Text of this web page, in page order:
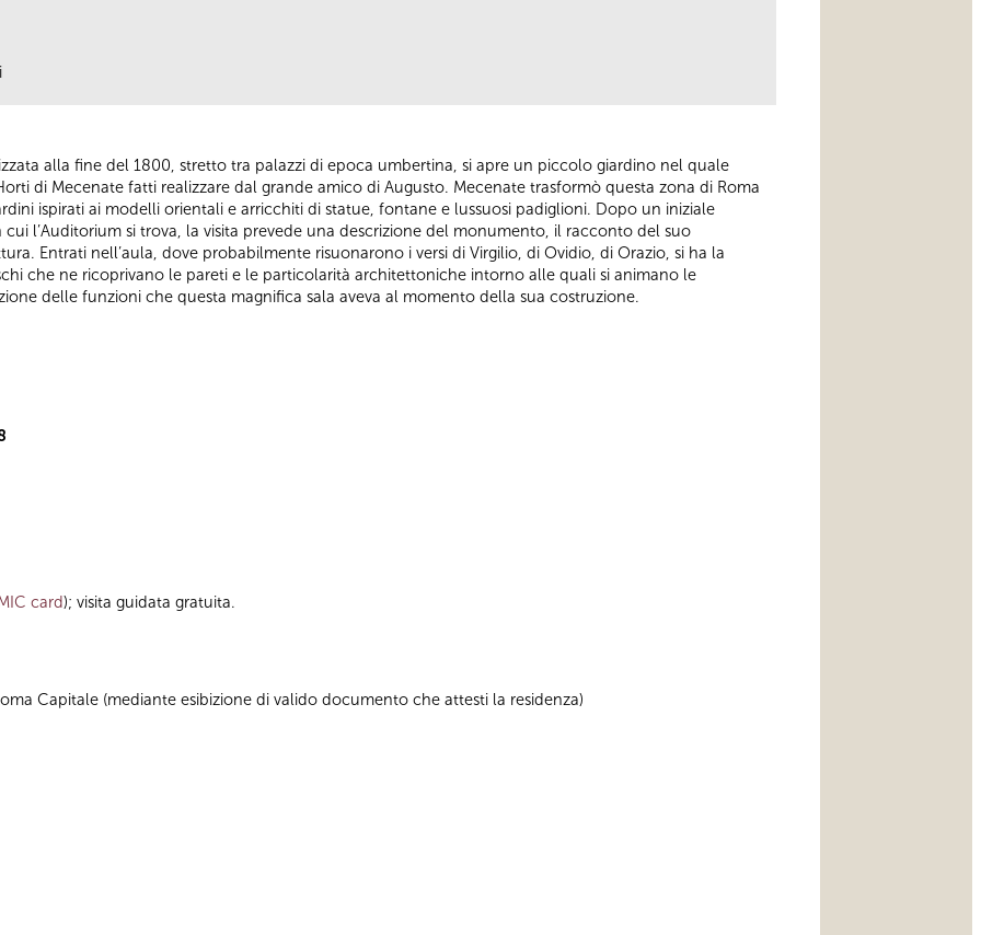
alla fine del 1800, stretto tra palazzi di epoca umbertina, si apre un piccolo giardino nel quale
di Mecenate fatti realizzare dal grande amico di Augusto. Mecenate trasformò questa zona di Roma
ispirati ai modelli orientali e arricchiti di statue, fontane e lussuosi padiglioni. Dopo un iniziale
l’Auditorium si trova, la visita prevede una descrizione del monumento, il racconto del suo
Entrati nell’aula, dove probabilmente risuonarono i versi di Virgilio, di Ovidio, di Orazio, si ha la
che ne ricoprivano le pareti e le particolarità architettoniche intorno alle quali si animano le
delle funzioni che questa magnifica sala aveva al momento della sua costruzione.
card); visita guidata gratuita.
Capitale (mediante esibizione di valido documento che attesti la residenza)